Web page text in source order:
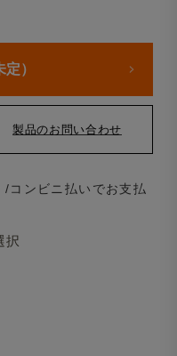
択
）
コンビニ払いでお支払